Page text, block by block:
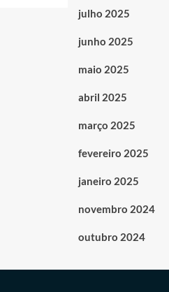
julho 2025
junho 2025
maio 2025
abril 2025
março 2025
fevereiro 2025
janeiro 2025
novembro 2024
outubro 2024